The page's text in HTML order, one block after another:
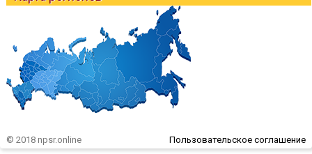
© 2018 npsr.online Пользовательское соглашение